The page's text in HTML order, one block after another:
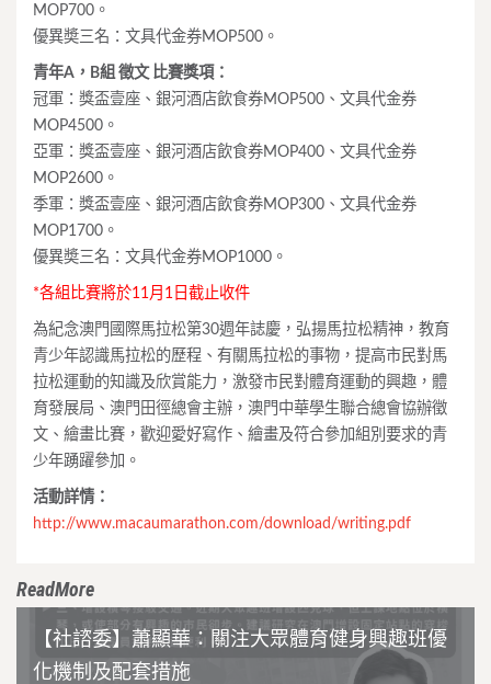
MOP700。
優異奬三名：文具代金券MOP500。
青年A，B組 徵文 比賽獎項：
冠軍：獎盃壹座、銀河酒店飲食券MOP500、文具代金券
MOP4500。
亞軍：獎盃壹座、銀河酒店飲食券MOP400、文具代金券
MOP2600。
季軍：獎盃壹座、銀河酒店飲食券MOP300、文具代金券
MOP1700。
優異奬三名：文具代金券MOP1000。
*各組比賽將於11月1日截止收件
為紀念澳門國際馬拉松第30週年誌慶，弘揚馬拉松精神，教育
青少年認識馬拉松的歷程、有關馬拉松的事物，提高市民對馬
拉松運動的知識及欣賞能力，激發市民對體育運動的興趣，體
育發展局、澳門田徑總會主辦，澳門中華學生聯合總會協辦徵
文、繪畫比賽，歡迎愛好寫作、繪畫及符合參加組別要求的青
少年踴躍參加。
活動詳情：
http://www.macaumarathon.com/download/writing.pdf
ReadMore
【社諮委】蕭顯華：關注大眾體育健身興趣班優
化機制及配套措施